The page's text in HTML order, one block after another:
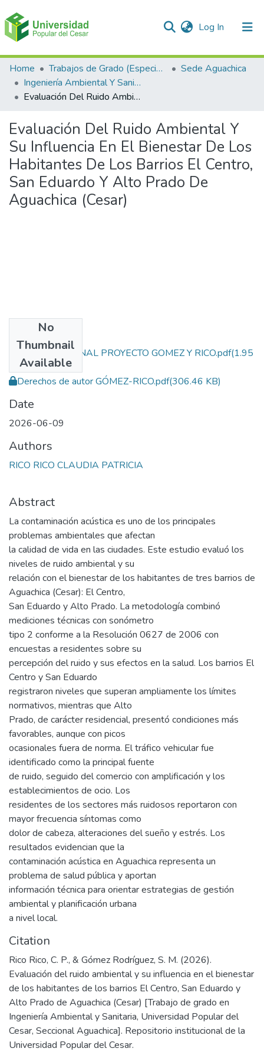
Log In (current)
Communities & Collections
All of DSpace
Home Trabajos de Grado (Especializaciones y Pregrados)
Sede Aguachica
Ingeniería Ambiental Y Sanitaria
Evaluación Del Ruido Ambiental Y Su Influencia En El Bienestar De Los Habitantes De Los Barrios El Centro, San Eduardo Y Alto Prado De Aguachica (Cesar)
Evaluación Del Ruido Ambiental Y
Su Influencia En El Bienestar De Los
Habitantes De Los Barrios El Centro,
San Eduardo Y Alto Prado De
Aguachica (Cesar)
No
Thumbnail
Available
DOCUMENTO FINAL PROYECTO GOMEZ Y RICO.pdf(1.95
MB)
Derechos de autor GÓMEZ-RICO.pdf(306.46 KB)
Date
2026-06-09
Authors
RICO RICO CLAUDIA PATRICIA
Abstract
La contaminación acústica es uno de los principales
problemas ambientales que afectan
la calidad de vida en las ciudades. Este estudio evaluó los
niveles de ruido ambiental y su
relación con el bienestar de los habitantes de tres barrios de
Aguachica (Cesar): El Centro,
San Eduardo y Alto Prado. La metodología combinó
mediciones técnicas con sonómetro
tipo 2 conforme a la Resolución 0627 de 2006 con
encuestas a residentes sobre su
percepción del ruido y sus efectos en la salud. Los barrios El
Centro y San Eduardo
registraron niveles que superan ampliamente los límites
normativos, mientras que Alto
Prado, de carácter residencial, presentó condiciones más
favorables, aunque con picos
ocasionales fuera de norma. El tráfico vehicular fue
identificado como la principal fuente
de ruido, seguido del comercio con amplificación y los
establecimientos de ocio. Los
residentes de los sectores más ruidosos reportaron con
mayor frecuencia síntomas como
dolor de cabeza, alteraciones del sueño y estrés. Los
resultados evidencian que la
contaminación acústica en Aguachica representa un
problema de salud pública y aportan
información técnica para orientar estrategias de gestión
ambiental y planificación urbana
a nivel local.
Citation
Rico Rico, C. P., & Gómez Rodríguez, S. M. (2026).
Evaluación del ruido ambiental y su influencia en el bienestar
de los habitantes de los barrios El Centro, San Eduardo y
Alto Prado de Aguachica (Cesar) [Trabajo de grado en
Ingeniería Ambiental y Sanitaria, Universidad Popular del
Cesar, Seccional Aguachica]. Repositorio institucional de la
Universidad Popular del Cesar.